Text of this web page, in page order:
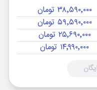
۳۸٬۵۹۰٬۰۰۰ تومان
۵۹٬۵۹۰٬۰۰۰ تومان
۲۵٬۶۹۰٬۰۰۰ تومان
۱۴٬۹۹۰٬۰۰۰ تومان